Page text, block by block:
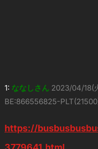
1: ななしさん 2023/04/18(
BE:866556825-
https://